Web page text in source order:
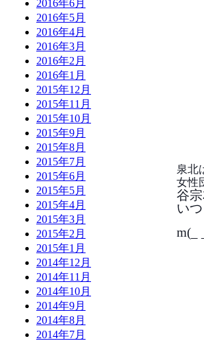
2016年6月
2016年5月
2016年4月
2016年3月
2016年2月
2016年1月
2015年12月
2015年11月
2015年10月
2015年9月
2015年8月
2015年7月
2015年6月
2015年5月
2015年4月
2015年3月
2015年2月
2015年1月
2014年12月
2014年11月
2014年10月
2014年9月
2014年8月
2014年7月
泉北
女性
谷
い
m(_